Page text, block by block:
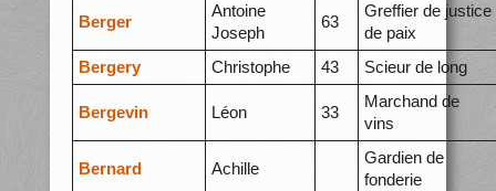
Berger
Antoine
Joseph
63
Greffier de justice
de paix
Bergery
Christophe 43 Scieur de long
Bergevin Léon 33
Marchand de
vins
Bernard Achille
Gardien de
fonderie